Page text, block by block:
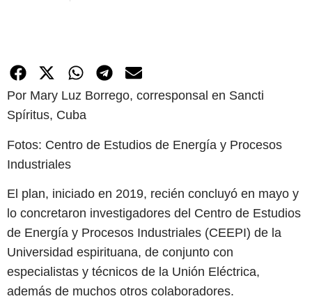
Por Mary Luz Borrego, corresponsal en Sancti
Spíritus, Cuba
Fotos: Centro de Estudios de Energía y Procesos
Industriales
El plan, iniciado en 2019, recién concluyó en mayo y
lo concretaron investigadores del Centro de Estudios
de Energía y Procesos Industriales (CEEPI) de la
Universidad espirituana, de conjunto con
especialistas y técnicos de la Unión Eléctrica,
además de muchos otros colaboradores.